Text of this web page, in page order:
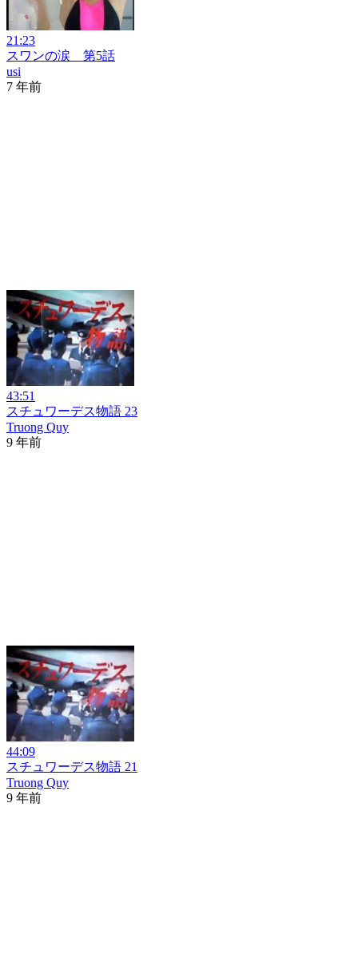
21:23
スワンの涙 第5話
usi
7 年前
43:51
スチュワーデス物語 23
Truong Quy
9 年前
44:09
スチュワーデス物語 21
Truong Quy
9 年前